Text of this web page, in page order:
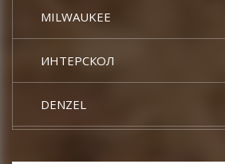
MILWAUKEE
ИНТЕРСКОЛ
DENZEL